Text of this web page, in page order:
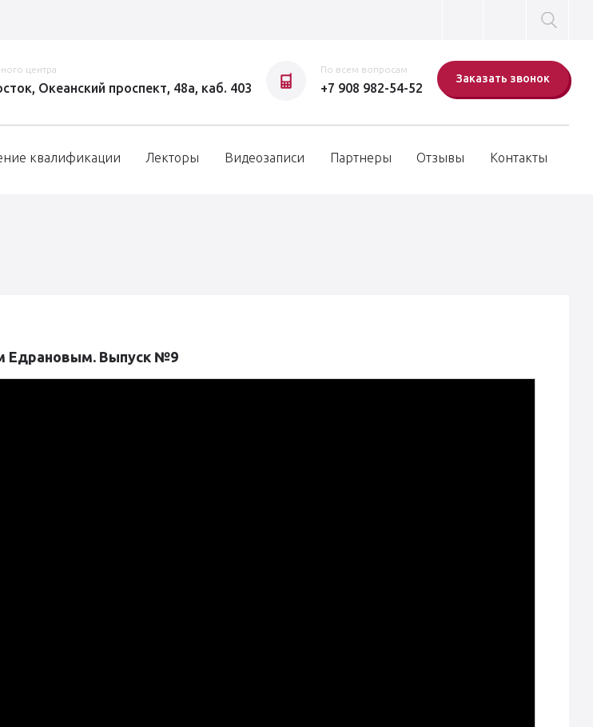
центра
Океанский проспект, 48а, каб. 403
По всем вопросам
+7 908 982-54-52
Заказать звонок
квалификации Лекторы Видеозаписи Партнеры Отзывы Контакты
Едрановым. Выпуск №9